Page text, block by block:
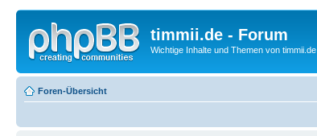
timmii.de - Forum
Wichtige Inhalte und Themen von timmii.de
Foren-Übersicht